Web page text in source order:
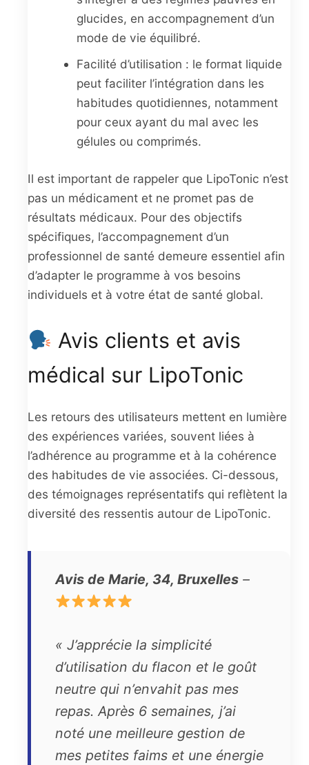
glucides, en accompagnement d’un
mode de vie équilibré.
Facilité d’utilisation : le format liquide
peut faciliter l’intégration dans les
habitudes quotidiennes, notamment
pour ceux ayant du mal avec les
gélules ou comprimés.
Il est important de rappeler que LipoTonic n’est
pas un médicament et ne promet pas de
résultats médicaux. Pour des objectifs
spécifiques, l’accompagnement d’un
professionnel de santé demeure essentiel afin
d’adapter le programme à vos besoins
individuels et à votre état de santé global.
Avis clients et avis
médical sur LipoTonic
Les retours des utilisateurs mettent en lumière
des expériences variées, souvent liées à
l’adhérence au programme et à la cohérence
des habitudes de vie associées. Ci-dessous,
des témoignages représentatifs qui reflètent la
diversité des ressentis autour de LipoTonic.
Avis de Marie, 34, Bruxelles –
« J’apprécie la simplicité
d’utilisation du flacon et le goût
neutre qui n’envahit pas mes
repas. Après 6 semaines, j’ai
noté une meilleure gestion de
mes petites faims et une énergie